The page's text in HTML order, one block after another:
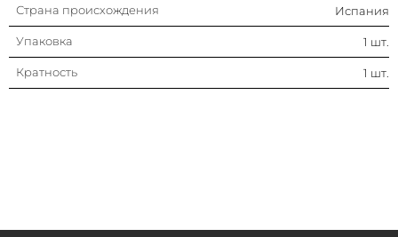
Страна происхождения Испания
Упаковка 1 шт.
Кратность 1 шт.